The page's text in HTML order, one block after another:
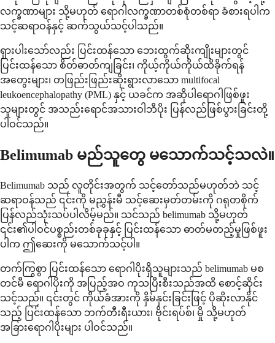
လက္ခဏာများ သို့မဟုတ် ရောဂါလက္ခဏာတစ်စုံတစ်ရာ ခံစားရပါက
သင့်ဆရာဝန်နှင့် ဆက်သွယ်သင့်ပါသည်။
ရှားပါးသော်လည်း ပြင်းထန်သော ဘေးထွက်ဆိုးကျိုးများတွင်
ပြင်းထန်သော စိတ်ဓာတ်ကျခြင်း၊ ကိုယ့်ကိုယ်ကိုယ်ထိခိုက်ရန်
အတွေးများ၊ တဖြည်းဖြည်းဆိုးရွားလာသော multifocal
leukoencephalopathy (PML) နှင့် ယခင်က အဆိုပါရောဂါဖြစ်ဖူး
သူများတွင် အသည်းရောင်အသားဝါဘီပိုး ပြန်လည်ဖြစ်ပွားခြင်းတို့
ပါဝင်သည်။
Belimumab မည်သူတွေ မသောက်သင့်သလဲ။
Belimumab သည် လူတိုင်းအတွက် သင့်တော်သည်မဟုတ်ဘဲ သင့်
ဆရာဝန်သည် ၎င်းကို မညွှန်းမီ သင့်ဆေးမှတ်တမ်းကို ဂရုတစိုက်
ပြန်လည်သုံးသပ်ပါလိမ့်မည်။ သင်သည် belimumab သို့မဟုတ်
၎င်း၏ပါဝင်ပစ္စည်းတစ်ခုခုနှင့် ပြင်းထန်သော ဓာတ်မတည့်မှုဖြစ်ဖူး
ပါက ဤဆေးကို မသောက်သင့်ပါ။
တက်ကြွစွာ ပြင်းထန်သော ရောဂါပိုးရှိသူများသည် belimumab မစ
တင်မီ ရောဂါပိုးကို အပြည့်အဝ ကုသပြီးစီးသည်အထိ စောင့်ဆိုင်း
သင့်သည်။ ၎င်းတွင် ကိုယ်ခံအားကို နှိမ်နှင်းခြင်းဖြင့် ပိုဆိုးလာနိုင်
သည့် ပြင်းထန်သော ဘက်တီးရီးယား၊ ဗိုင်းရပ်စ်၊ မှို သို့မဟုတ်
အခြားရောဂါပိုးများ ပါဝင်သည်။